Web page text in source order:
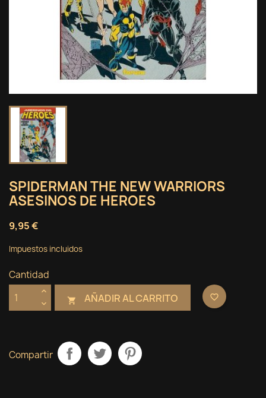
SPIDERMAN THE NEW WARRIORS
ASESINOS DE HEROES
9,95 €
Impuestos incluidos
Cantidad
 AÑADIR AL CARRITO favorite_border
Compartir